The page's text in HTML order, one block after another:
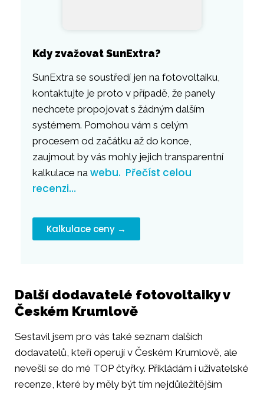
Kdy zvažovat SunExtra?
SunExtra se soustředí jen na fotovoltaiku,
kontaktujte je proto v případě, že panely
nechcete propojovat s žádným dalším
systémem. Pomohou vám s celým
procesem od začátku až do konce,
zaujmout by vás mohly jejich transparentní
kalkulace na webu. Přečíst celou
recenzi…
Kalkulace ceny →
Další dodavatelé fotovoltaiky v
Českém Krumlově
Sestavil jsem pro vás také seznam dalších
dodavatelů, kteří operují v Českém Krumlově, ale
nevešli se do mé TOP čtyřky. Přikládám i uživatelské
recenze, které by měly být tím nejdůležitějším